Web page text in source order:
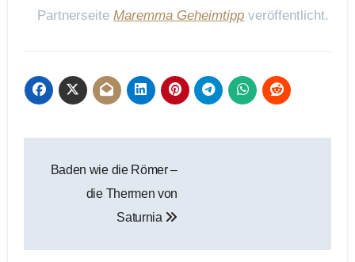
PartnerseiteMaremma Geheimtipp veröffentlicht.
Baden wie die Römer –
die Thermen von
Saturnia